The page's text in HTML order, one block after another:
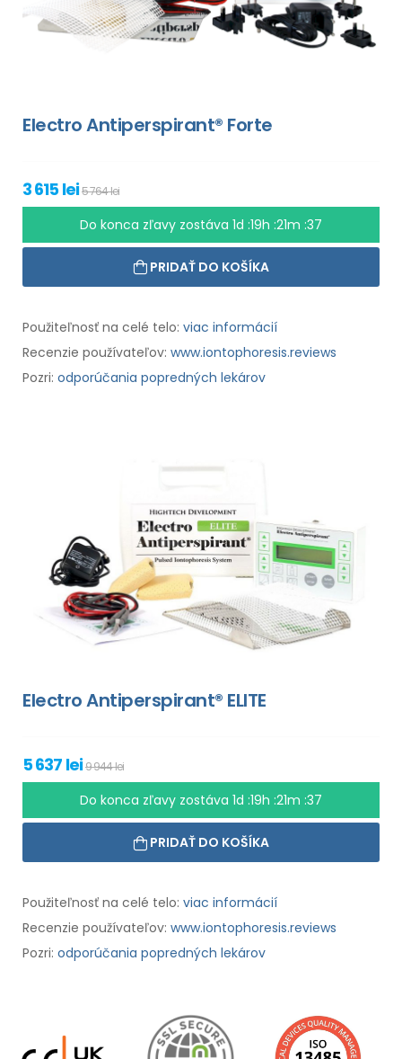
Electro Antiperspirant® Forte
3 615 lei5 764 lei
Do konca zľavy zostáva1d :19h :21m :35
PRIDAŤ DO KOŠÍKA
Použiteľnosť na celé telo: viac informácií
Recenzie používateľov: www.iontophoresis.reviews
Pozri: odporúčania popredných lekárov
Electro Antiperspirant® ELITE
5 637 lei9 944 lei
Do konca zľavy zostáva1d :19h :21m :35
PRIDAŤ DO KOŠÍKA
Použiteľnosť na celé telo: viac informácií
Recenzie používateľov: www.iontophoresis.reviews
Pozri: odporúčania popredných lekárov